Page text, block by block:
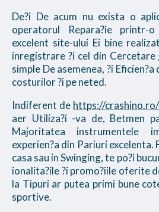
De?i De acum nu exista o
operatorul Repara?ie printr-
excelent site-ului Ei bine
inregistrare ?i cel din
simple De asemenea, ?i
costurilor ?i pe neted.
Indiferent de https://crashino.ro/
aer Utiliza?i -va de, Betmen
Majoritatea instrumentele
experien?a din Pariuri excelenta.
casa sau in Swinging, te po?i
ionalita?ile ?i promo?iile oferite
la Tipuri ar putea primi bune
sportive.